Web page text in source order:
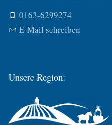
0163-6299274
E-Mail schreiben
Unsere Region: